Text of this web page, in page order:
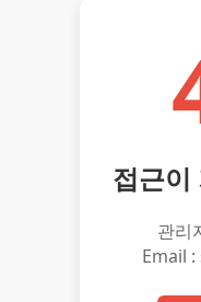
접근이
관리
Email